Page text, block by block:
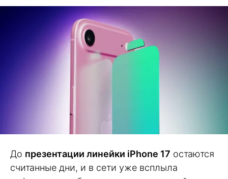
До презентации линейки iPhone 17 остаются
считанные дни, и в сети уже всплыла